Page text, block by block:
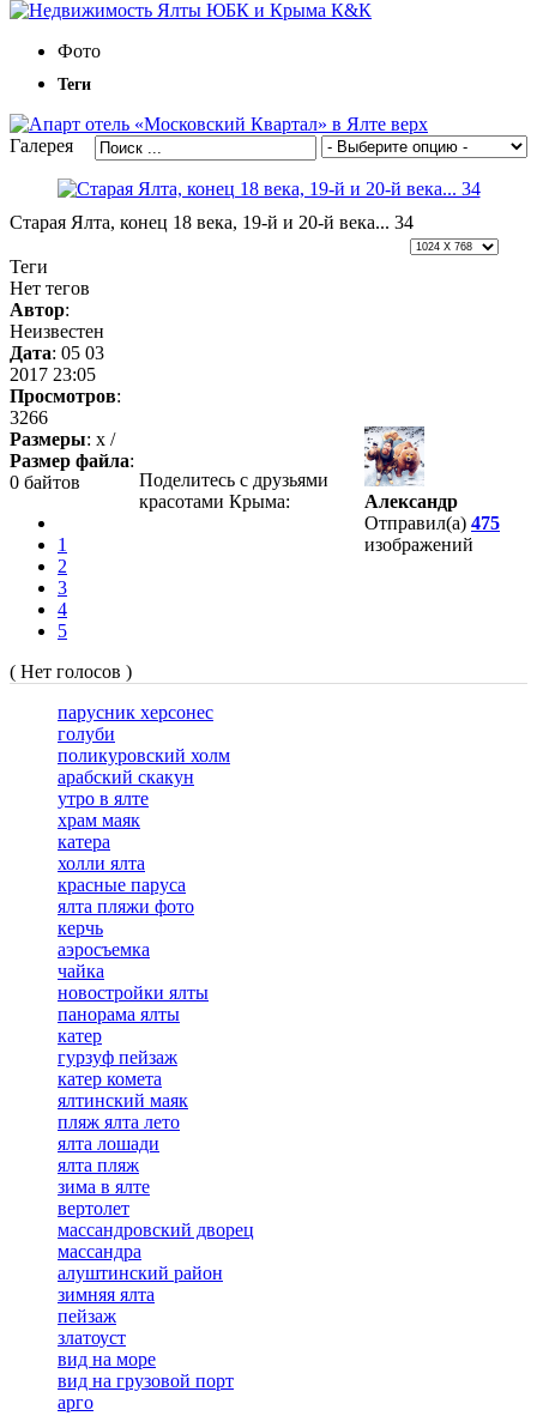
Фото
Теги
Галерея
Старая Ялта, конец 18 века, 19-й и 20-й века... 34
Теги
Нет тегов
Автор:
Неизвестен
Дата: 05 03
2017 23:05
Просмотров:
3266
Размеры: x /
Размер файла:
0 байтов
1
2
3
4
5
( Нет голосов )
Поделитесь с друзьями
красотами Крыма:
Александр
Отправил(а) 475
изображений
парусник херсонес
голуби
поликуровский холм
арабский скакун
утро в ялте
храм маяк
катера
холли ялта
красные паруса
ялта пляжи фото
керчь
аэросъемка
чайка
новостройки ялты
панорама ялты
катер
гурзуф пейзаж
катер комета
ялтинский маяк
пляж ялта лето
ялта лошади
ялта пляж
зима в ялте
вертолет
массандровский дворец
массандра
алуштинский район
зимняя ялта
пейзаж
златоуст
вид на море
вид на грузовой порт
арго